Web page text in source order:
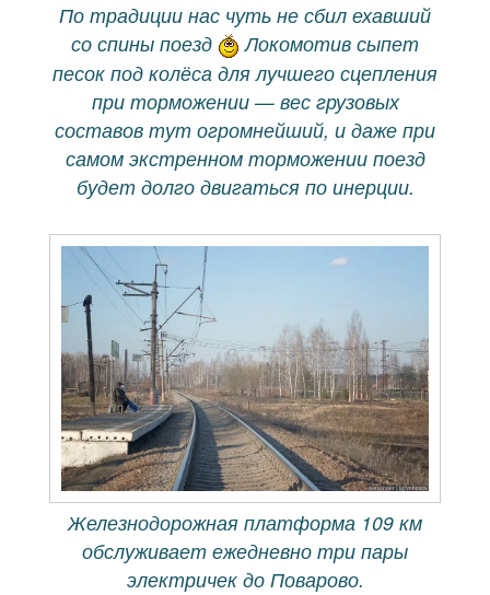
По традиции нас чуть не сбил ехавший
со спины поезд
Локомотив сыпет
песок под колёса для лучшего сцепления
при торможении — вес грузовых
составов тут огромнейший, и даже при
самом экстренном торможении поезд
будет долго двигаться по инерции.
Железнодорожная платформа 109 км
обслуживает ежедневно три пары
электричек до Поварово.